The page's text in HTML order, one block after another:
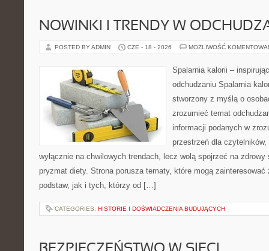
NOWINKI I TRENDY W
POSTED BY ADMIN CZE - 18 - 2026 MOŻLIWOŚĆ
Spalarnia kalorii –
odchudzaniu Spalarnia
stworzony z myślą o
zrozumieć temat
informacji podanych w
przestrzeń dla
wyłącznie na chwilowych trendach, lecz wolą spojrzeć na
pryzmat diety. Strona porusza tematy, które mogą
podstaw, jak i tych, którzy od […]
CATEGORIES: HISTORIE I DOŚWIADCZENIA BUDUJĄCYCH